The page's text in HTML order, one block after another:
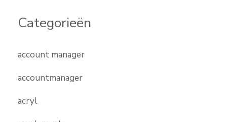
Categorieën
account manager
accountmanager
acryl